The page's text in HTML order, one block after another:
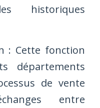
historiques
: Cette fonction
départements
de vente
entre